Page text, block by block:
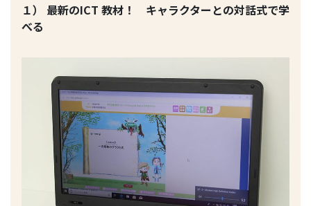
１） 最新のICT 教材！ キャラクターとの対話式で学
べる